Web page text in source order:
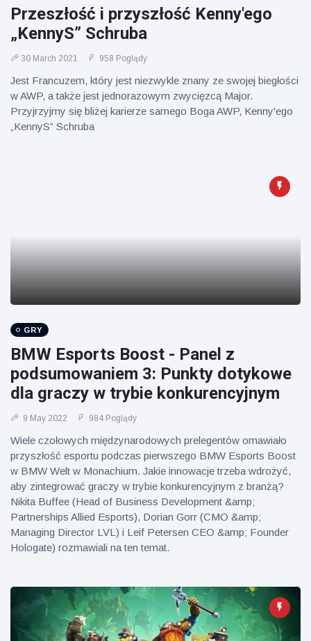
brytyjskim
zoo od 14 lat
Florydy
aresztowany
po odpaleniu
fajerwerków
z jadącego
samochodu
16 July
173
Poglądy
Przeszłość i przyszłość Kenny'ego
„KennyS” Schruba
30 March 2021 958 Poglądy
Jest Francuzem, który jest niezwykle znany ze swojej biegłości
w AWP, a także jest jednorazowym zwycięzcą Major.
Przyjrzyjmy się bliżej karierze samego Boga AWP, Kenny'ego
„KennyS” Schruba
GRY
BMW Esports Boost - Panel z
podsumowaniem 3: Punkty dotykowe
dla graczy w trybie konkurencyjnym
9 May 2022 984 Poglądy
Wiele czołowych międzynarodowych prelegentów omawiało
przyszłość esportu podczas pierwszego BMW Esports Boost
w BMW Welt w Monachium. Jakie innowacje trzeba wdrożyć,
aby zintegrować graczy w trybie konkurencyjnym z branżą?
Nikita Buffee (Head of Business Development &amp;
Partnerships Allied Esports), Dorian Gorr (CMO &amp;
Managing Director LVL) i Leif Petersen CEO &amp; Founder
Hologate) rozmawiali na ten temat.